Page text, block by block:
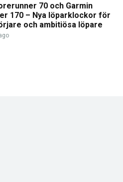
70 och Garmin
170 – Nya löparklockor för
och ambitiösa löpare